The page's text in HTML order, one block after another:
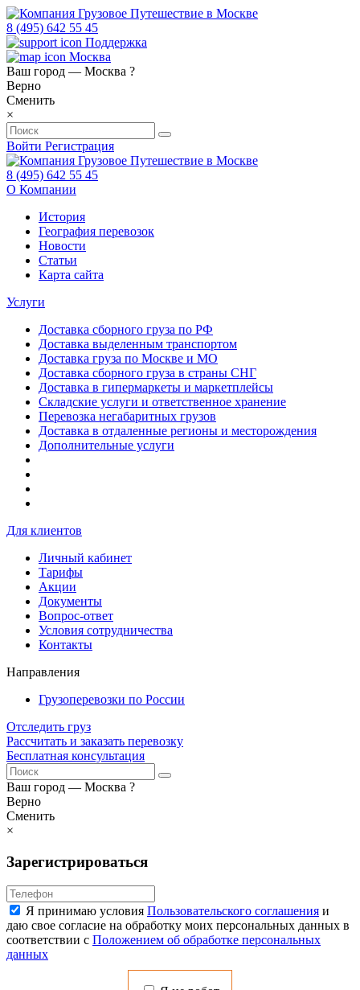
8 (495) 642 55 45
Поддержка
Москва
Ваш город — Москва ?
Верно
Сменить
×
Войти Регистрация
8 (495) 642 55 45
О Компании
История
География перевозок
Новости
Статьи
Карта сайта
Услуги
Доставка сборного груза по РФ
Доставка выделенным транспортом
Доставка груза по Москве и МО
Доставка сборного груза в страны СНГ
Доставка в гипермаркеты и маркетплейсы
Складские услуги и ответственное хранение
Перевозка негабаритных грузов
Доставка в отдаленные регионы и месторождения
Дополнительные услуги
Для клиентов
Личный кабинет
Тарифы
Акции
Документы
Вопрос-ответ
Условия сотрудничества
Контакты
Направления
Грузоперевозки по России
Отследить груз
Рассчитать и заказать перевозку
Бесплатная консультация
Ваш город — Москва ?
Верно
Сменить
×
Зарегистрироваться
Я принимаю условия Пользовательского соглашения и
даю свое согласие на обработку моих персональных данных в
соответствии с Положением об обработке персональных
данных